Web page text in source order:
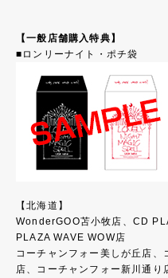
【一般店舗購入特典】
■ロンリーナイト・ポチ袋
【北海道】
WonderGOO苫小牧店、CD
PLAZA WAVE WOW店
コーチャンフォー美しが丘店
店、コーチャンフォー新川通り